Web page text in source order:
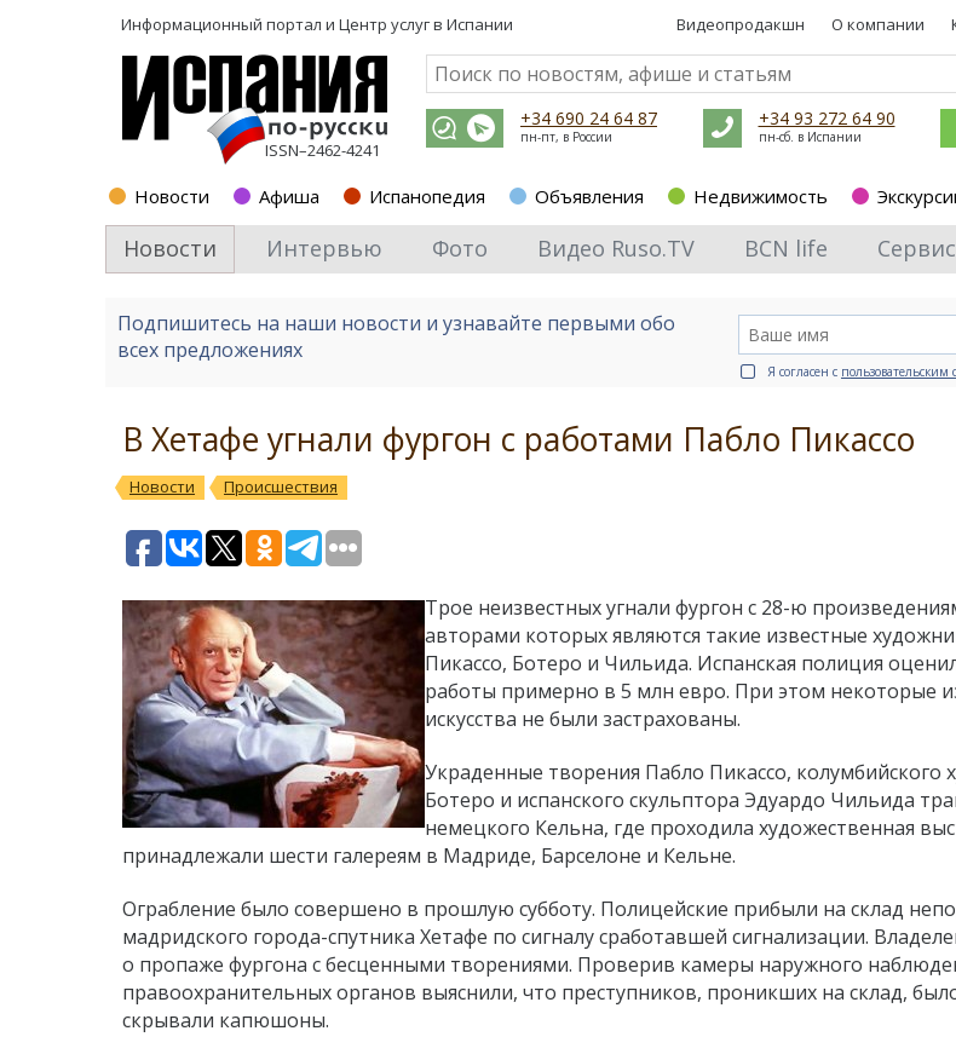
Информационный портал и Центр услуг в Испании Видеопродакшн О компании
ISSN–2462-4241
+34 690 24 64 87
пн-пт, в России
+34 93 272 64 90
пн-сб. в Испании
Новости Афиша Испанопедия Объявления Недвижимость
Новости Интервью Фото Видео Ruso.TV BCN life
Подпишитесь на наши новости и узнавайте первыми обо
всех предложениях
Я согласен с
В Хетафе угнали фургон с работами Пабло Пикассо
Новости Происшествия
Трое неизвестных угнали фургон с 28-ю
авторами которых являются такие известные
Пикассо, Ботеро и Чильида. Испанская полиция
работы примерно в 5 млн евро. При этом некоторые
искусства не были застрахованы.
Украденные творения Пабло Пикассо, колумбийского
Ботеро и испанского скульптора Эдуардо Чильида
немецкого Кельна, где проходила художественная
принадлежали шести галереям в Мадриде, Барселоне и Кельне.
Ограбление было совершено в прошлую субботу. Полицейские прибыли на склад
мадридского города-спутника Хетафе по сигналу сработавшей сигнализации.
о пропаже фургона с бесценными творениями. Проверив камеры наружного
правоохранительных органов выяснили, что преступников, проникших на склад,
скрывали капюшоны.